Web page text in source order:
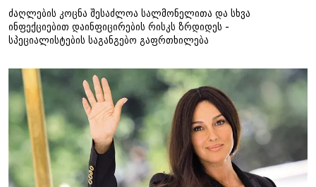
ძაღლების კოცნა შესაძლოა სალმონელითა და სხვა
ინფექციებით დაინფიცირების რისკს ზრდიდეს -
სპეციალისტების საგანგებო გაფრთხილება